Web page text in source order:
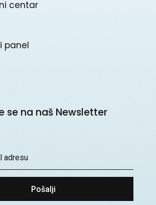
centar
panel
se na naš Newsletter
Pošalji